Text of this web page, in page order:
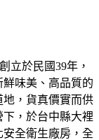
立於民國39年，
味美、高品質的
，貨真價實而供
下，於台中縣大裡
全衛生廠房，全